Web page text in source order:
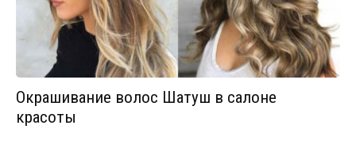
Окрашивание волос Шатуш в салоне
красоты